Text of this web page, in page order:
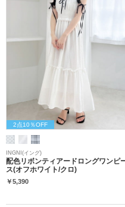
2点10％OFF
INGNI(イング)
配色リボンティアードロングワンピ
ス(オフホワイト/クロ)
￥5,390